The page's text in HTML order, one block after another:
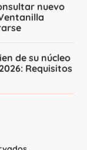
nuevo
de su núcleo
Requisitos